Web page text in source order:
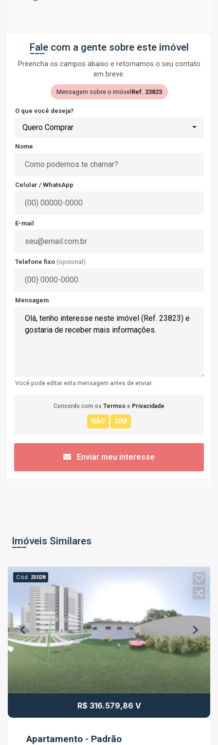
Fale com a gente sobre este imóvel
Preencha os campos abaixo e retornamos o seu contato
em breve.
Mensagem sobre o imóvelRef. 23823
O que você deseja?
Quero Comprar
Nome
Celular / WhatsApp
E-mail
Telefone fixo (opcional)
Mensagem
Você pode editar esta mensagem antes de enviar.
Concordo com os Termos e Privacidade
Enviar meu interesse
Imóveis Similares
Cód. 25028
R$ 316.579,86 V
Apartamento - Padrão